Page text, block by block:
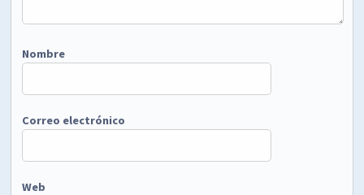
Nombre
Correo electrónico
Web